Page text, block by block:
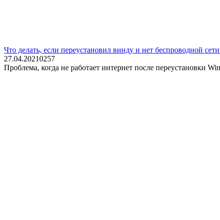
Что делать, если переустановил винду и нет беспроводной
27.04.20210257
Проблема, когда не работает интернет после переустановки